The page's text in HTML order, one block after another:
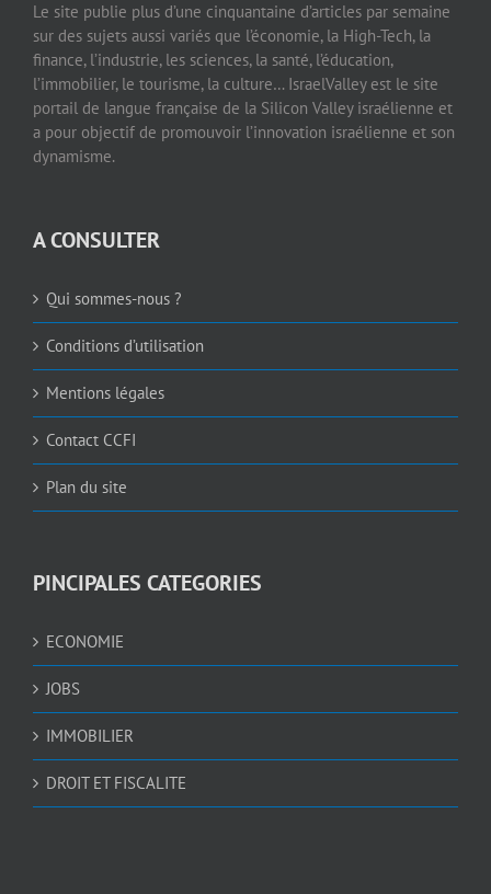
Le site publie plus d’une cinquantaine d’articles par semaine
sur des sujets aussi variés que l’économie, la High-Tech, la
finance, l’industrie, les sciences, la santé, l’éducation,
l’immobilier, le tourisme, la culture… IsraelValley est le site
portail de langue française de la Silicon Valley israélienne et
a pour objectif de promouvoir l’innovation israélienne et son
dynamisme.
A CONSULTER
Qui sommes-nous ?
Conditions d’utilisation
Mentions légales
Contact CCFI
Plan du site
PINCIPALES CATEGORIES
ECONOMIE
JOBS
IMMOBILIER
DROIT ET FISCALITE